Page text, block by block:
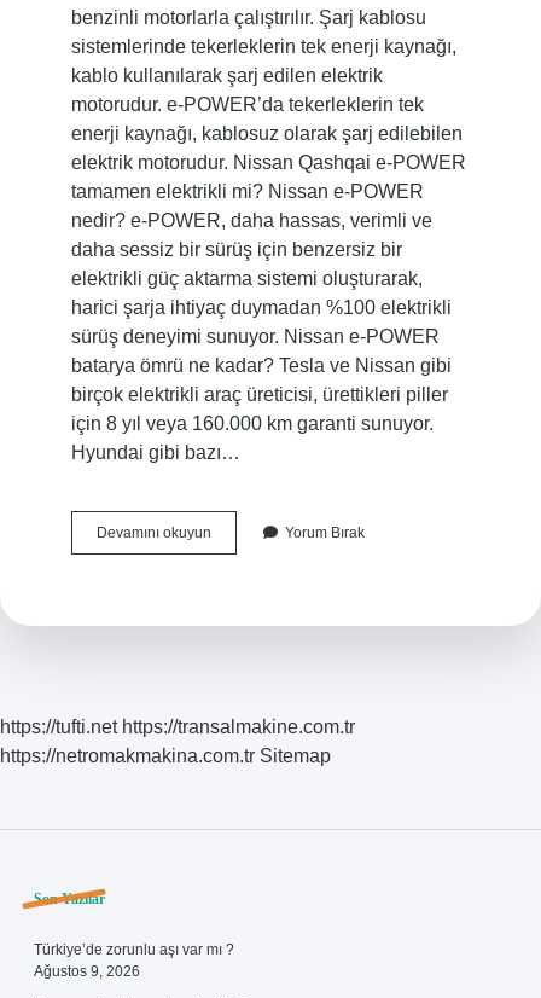
benzinli motorlarla çalıştırılır. Şarj kablosu
sistemlerinde tekerleklerin tek enerji kaynağı,
kablo kullanılarak şarj edilen elektrik
motorudur. e-POWER’da tekerleklerin tek
enerji kaynağı, kablosuz olarak şarj edilebilen
elektrik motorudur. Nissan Qashqai e-POWER
tamamen elektrikli mi? Nissan e-POWER
nedir? e-POWER, daha hassas, verimli ve
daha sessiz bir sürüş için benzersiz bir
elektrikli güç aktarma sistemi oluşturarak,
harici şarja ihtiyaç duymadan %100 elektrikli
sürüş deneyimi sunuyor. Nissan e-POWER
batarya ömrü ne kadar? Tesla ve Nissan gibi
birçok elektrikli araç üreticisi, ürettikleri piller
için 8 yıl veya 160.000 km garanti sunuyor.
Hyundai gibi bazı…
Devamını okuyunNissan
E-
Yorum Bırak
https://tufti.net https://transalmakine.com.tr
https://netromakmakina.com.tr Sitemap
Sidebar
Son Yazılar
Türkiye’de zorunlu aşı var mı ?
Ağustos 9, 2026